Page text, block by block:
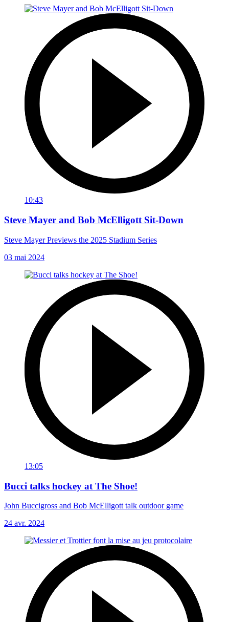
10:43
Steve Mayer and Bob McElligott Sit-Down
Steve Mayer Previews the 2025 Stadium Series
03 mai 2024
13:05
Bucci talks hockey at The Shoe!
John Buccigross and Bob McElligott talk outdoor game
24 avr. 2024